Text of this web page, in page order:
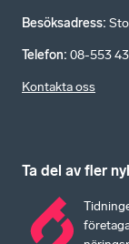
Besöksadress:
Telefon: 08-553
Kontakta oss
Ta del av fler